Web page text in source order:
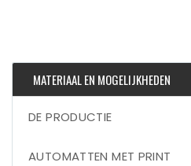
MATERIAAL EN MOGELIJKHEDEN
DE PRODUCTIE
AUTOMATTEN MET PRINT